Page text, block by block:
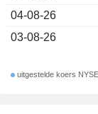
04-08-26
03-08-26
uitgestelde koers NYSE